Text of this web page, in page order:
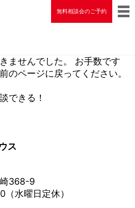
無料相談会のご予約
ませんでした。 お手数です
のページに戻ってください。
できる！
368-9
水曜日定休）